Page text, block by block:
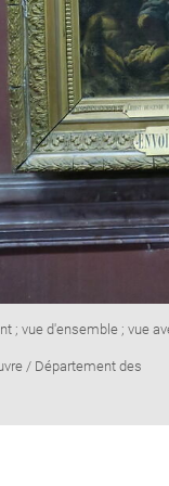
; vue d'ensemble ; vue
/ Département des